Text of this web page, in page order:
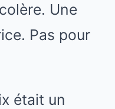
Une
Pas pour
était un